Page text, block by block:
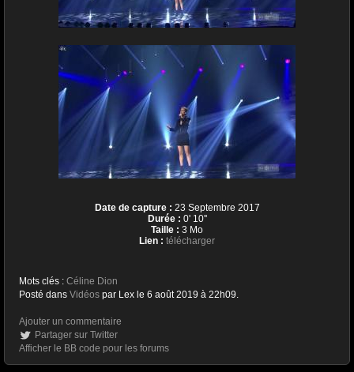
Date de capture : 23 Septembre 2017
Durée : 0' 10''
Taille : 3 Mo
Lien : télécharger
Mots clés : Céline Dion
Posté dans Vidéos par Lex le 6 août 2019 à 22h09.
Ajouter un commentaire
Partager sur Twitter
Afficher le BB code pour les forums